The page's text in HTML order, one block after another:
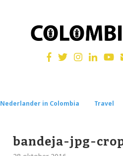
Nederlander in Colombia Travel
bandeja-jpg-